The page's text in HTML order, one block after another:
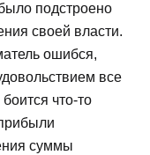
подстроено
своей власти.
ошибся,
все
что-то
суммы